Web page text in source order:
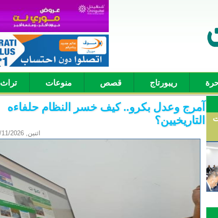
حرة ريبورتاج قصص منوعات تراث
آمرج وعدل بكرو.. كيف خسر النظام حلفاءه
التاريخيين؟
اثنين, 05/11/2026 - 18:23